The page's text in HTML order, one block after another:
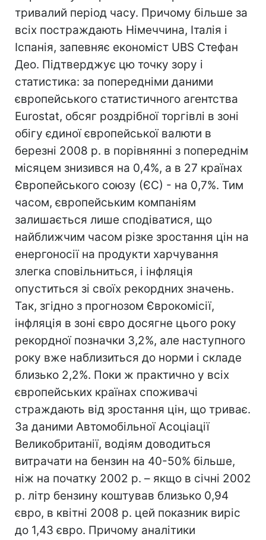
тривалий період часу. Причому більше за
всіх постраждають Німеччина, Італія і
Іспанія, запевняє економіст UBS Стефан
Део. Підтверджує цю точку зору і
статистика: за попередніми даними
європейського статистичного агентства
Eurostat, обсяг роздрібної торгівлі в зоні
обігу єдиної європейської валюти в
березні 2008 р. в порівнянні з попереднім
місяцем знизився на 0,4%, а в 27 країнах
Європейського союзу (ЄС) - на 0,7%. Тим
часом, європейським компаніям
залишається лише сподіватися, що
найближчим часом різке зростання цін на
енергоносії на продукти харчування
злегка сповільниться, і інфляція
опуститься зі своїх рекордних значень.
Так, згідно з прогнозом Єврокомісії,
інфляція в зоні євро досягне цього року
рекордної позначки 3,2%, але наступного
року вже наблизиться до норми і складе
близько 2,2%. Поки ж практично у всіх
європейських країнах споживачі
страждають від зростання цін, що триває.
За даними Автомобільної Асоціації
Великобританії, водіям доводиться
витрачати на бензин на 40-50% більше,
ніж на початку 2002 р. – якщо в січні 2002
р. літр бензину коштував близько 0,94
євро, в квітні 2008 р. цей показник виріс
до 1,43 євро. Причому аналітики